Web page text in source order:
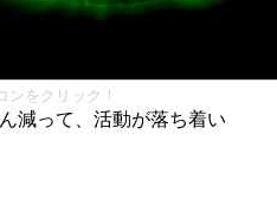
をクリック！
減って、活動が落ち着い